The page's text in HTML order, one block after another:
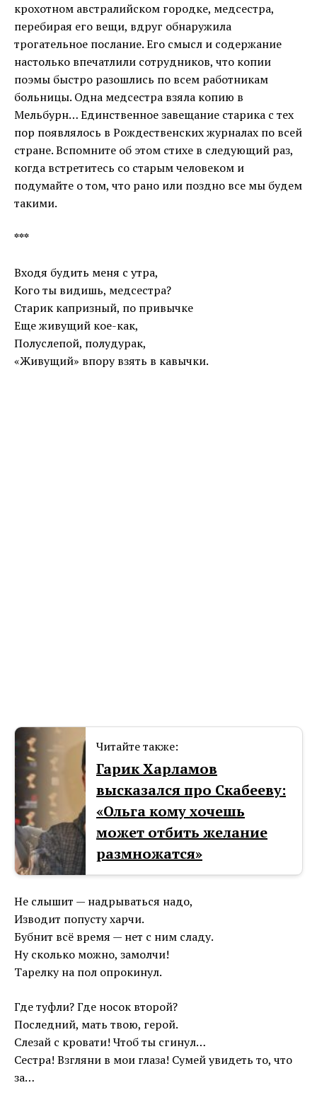
крохотном австралийском городке, медсестра,
перебирая его вещи, вдруг обнаружила
трогательное послание. Его смысл и содержание
настолько впечатлили сотрудников, что копии
поэмы быстро разошлись по всем работникам
больницы. Одна медсестра взяла копию в
Мельбурн… Единственное завещание старика с тех
пор появлялось в Рождественских журналах по всей
стране. Вспомните об этом стихе в следующий раз,
когда встретитесь со старым человеком и
подумайте о том, что рано или поздно все мы будем
такими.
***
Входя будить меня с утра,
Кого ты видишь, медсестра?
Старик капризный, по привычке
Еще живущий кое-как,
Полуслепой, полудурак,
«Живущий» впору взять в кавычки.
Читайте также:
Гарик Харламов
высказался про Скабееву:
«Ольга кому хочешь
может отбить желание
размножатся»
Не слышит — надрываться надо,
Изводит попусту харчи.
Бубнит всё время — нет с ним сладу.
Ну сколько можно, замолчи!
Тарелку на пол опрокинул.
Где туфли? Где носок второй?
Последний, мать твою, герой.
Слезай с кровати! Чтоб ты сгинул…
Сестра! Взгляни в мои глаза! Сумей увидеть то, что
за…